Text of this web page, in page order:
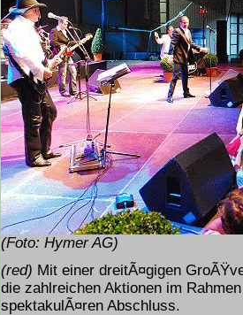
(Foto: Hymer AG)
(red) Mit einer dreitÃ¤gigen
die zahlreichen Aktionen im
spektakulÃ¤ren Abschluss.